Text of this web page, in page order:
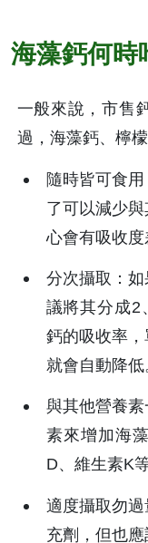
海藻鈣何時
一般來說，市售
過，海藻鈣、檸
隨時皆可食
了可以減少
心會有吸收度
分次攝取：
議將其分成2
鈣的吸收率
就會自動降低
與其他營養
素來增加海
D、維生素K
適度攝取勿
充劑，但也